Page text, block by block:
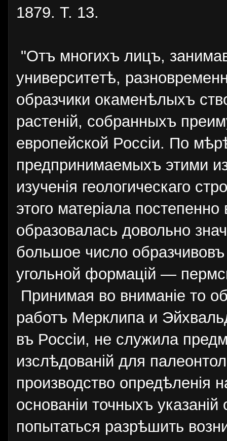
1879. Т. 13.
"Отъ многихъ лицъ,
yнивеpcитeтѣ,
образчики окаменѣлыхъ
растенiй, собранныхъ
европейской Россiи. По
предпринимаемыхъ этими
изученiя геологическаго
этого матерiала
образовалась довольно
большое число
угольной формацiй —
Принимая во вниманiе то
работъ Мерклипа и
въ Россiи, не служила
изслѣдованiй для
производство опредѣленiя
основанiи точныхъ
попытаться разрѣшить